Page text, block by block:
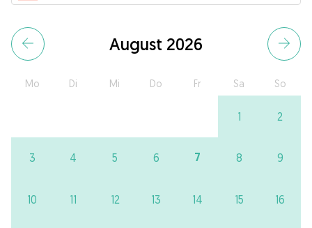
August 2026
Mo Di Mi Do Fr Sa So
1 2
3 4 5 6 7 8 9
10 11 12 13 14 15 16